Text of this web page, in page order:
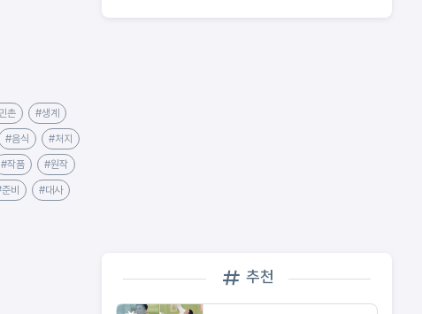
촌 #생계
#음식 #처지
#작품 #원작
비 #대사
추천